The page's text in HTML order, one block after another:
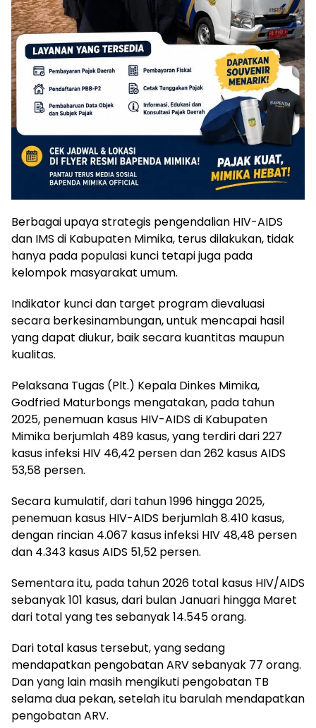
Berbagai upaya strategis pengendalian HIV-AIDS
dan IMS di Kabupaten Mimika, terus dilakukan, tidak
hanya pada populasi kunci tetapi juga pada
kelompok masyarakat umum.
Indikator kunci dan target program dievaluasi
secara berkesinambungan, untuk mencapai hasil
yang dapat diukur, baik secara kuantitas maupun
kualitas.
Pelaksana Tugas (Plt.) Kepala Dinkes Mimika,
Godfried Maturbongs mengatakan, pada tahun
2025, penemuan kasus HIV-AIDS di Kabupaten
Mimika berjumlah 489 kasus, yang terdiri dari 227
kasus infeksi HIV 46,42 persen dan 262 kasus AIDS
53,58 persen.
Secara kumulatif, dari tahun 1996 hingga 2025,
penemuan kasus HIV-AIDS berjumlah 8.410 kasus,
dengan rincian 4.067 kasus infeksi HIV 48,48 persen
dan 4.343 kasus AIDS 51,52 persen.
Sementara itu, pada tahun 2026 total kasus HIV/AIDS
sebanyak 101 kasus, dari bulan Januari hingga Maret
dari total yang tes sebanyak 14.545 orang.
Dari total kasus tersebut, yang sedang
mendapatkan pengobatan ARV sebanyak 77 orang.
Dan yang lain masih mengikuti pengobatan TB
selama dua pekan, setelah itu barulah mendapatkan
pengobatan ARV.